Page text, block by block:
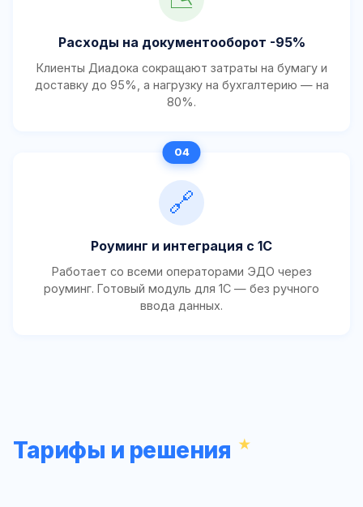
Расходы на документооборот -95%
Клиенты Диадока сокращают затраты на бумагу и
доставку до 95%, а нагрузку на бухгалтерию — на
80%.
🔗
Роуминг и интеграция с 1С
Работает со всеми операторами ЭДО через
роуминг. Готовый модуль для 1С — без ручного
ввода данных.
Тарифы и решения